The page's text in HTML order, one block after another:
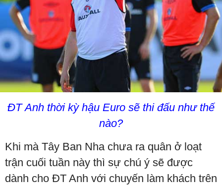
ĐT Anh thời kỳ hậu Euro sẽ thi đấu như thế
nào?
Khi mà Tây Ban Nha chưa ra quân ở loạt
trận cuối tuần này thì sự chú ý sẽ được
dành cho ĐT Anh với chuyến làm khách trên